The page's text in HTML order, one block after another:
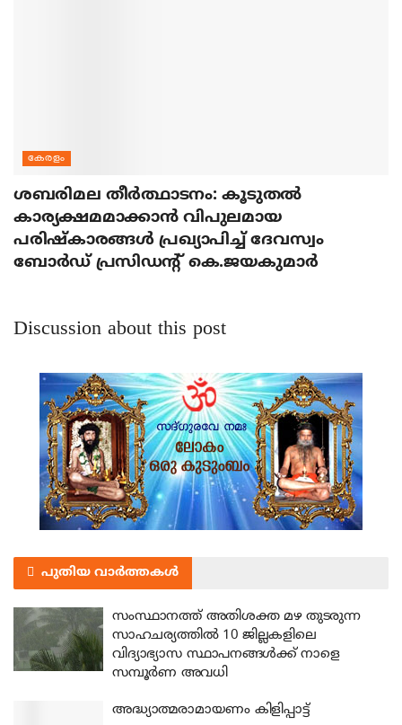
കേരളം
ശബരിമല തീര്‍ത്ഥാടനം: കൂടുതല്‍
കാര്യക്ഷമമാക്കാന്‍ വിപുലമായ
പരിഷ്‌കാരങ്ങള്‍ പ്രഖ്യാപിച്ച് ദേവസ്വം
ബോര്‍ഡ് പ്രസിഡന്റ് കെ.ജയകുമാര്‍
Discussion about this post
പുതിയ വാർത്തകൾ
സംസ്ഥാനത്ത് അതിശക്ത മഴ തുടരുന്ന
സാഹചര്യത്തിൽ 10 ജില്ലകളിലെ
വിദ്യാഭ്യാസ സ്ഥാപനങ്ങൾക്ക് നാളെ
സമ്പൂർണ അവധി
അദ്ധ്യാത്മരാമായണം കിളിപ്പാട്ട്